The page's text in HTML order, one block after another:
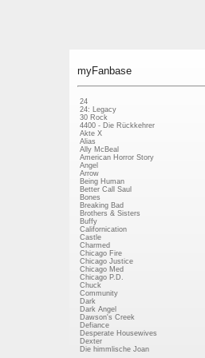
myFanbase
24
24: Legacy
30 Rock
4400 - Die Rückkehrer
Akte X
Alias
Ally McBeal
American Horror Story
Angel
Arrow
Being Human
Better Call Saul
Bones
Breaking Bad
Brothers & Sisters
Buffy
Californication
Castle
Charmed
Chicago Fire
Chicago Justice
Chicago Med
Chicago P.D.
Chuck
Community
Dark
Dark Angel
Dawson's Creek
Defiance
Desperate Housewives
Dexter
Die himmlische Joan